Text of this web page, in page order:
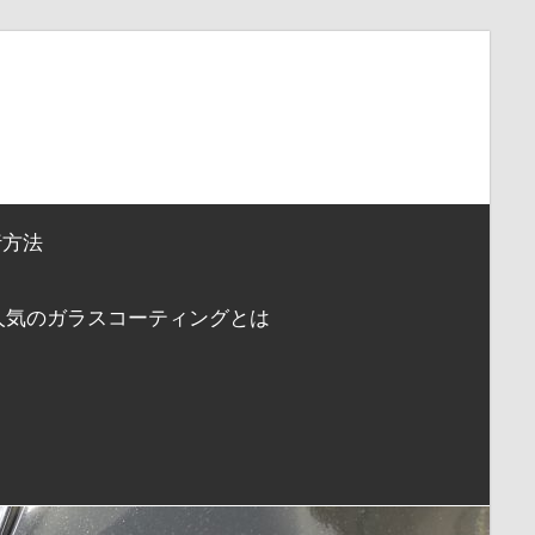
法
気のガラスコーティングとは